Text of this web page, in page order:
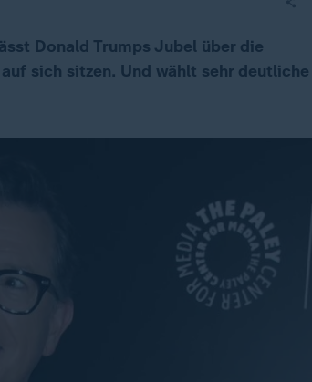
Donald Trumps Jubel über die
sich sitzen. Und wählt sehr deutliche